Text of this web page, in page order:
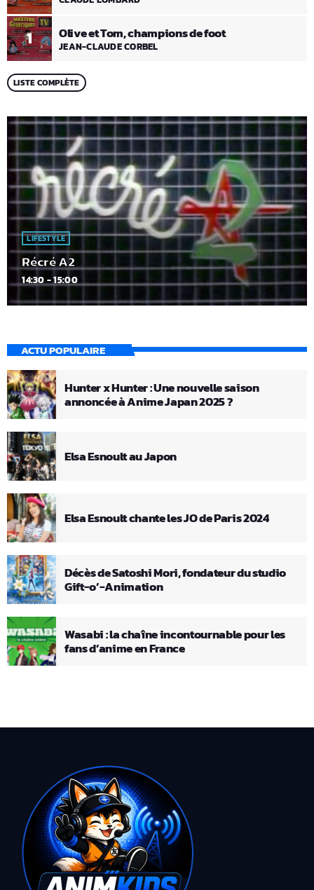
1 Olive et Tom, champions de foot
JEAN-CLAUDE CORBEL
LISTE COMPLÈTE
LIFESTYLE
Récré A2
14:30 - 15:00
ACTU POPULAIRE
Hunter x Hunter : Une nouvelle saison
annoncée à Anime Japan 2025 ?
Elsa Esnoult au Japon
Elsa Esnoult chante les JO de Paris 2024
Décès de Satoshi Mori, fondateur du studio
Gift-o’-Animation
Wasabi : la chaîne incontournable pour les
fans d’anime en France